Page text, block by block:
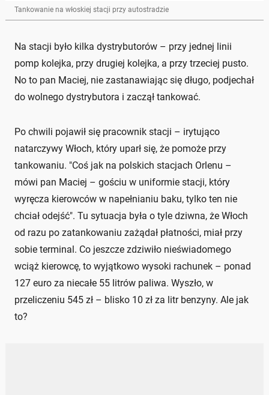
Tankowanie na włoskiej stacji przy autostradzie
Na stacji było kilka dystrybutorów – przy jednej linii
pomp kolejka, przy drugiej kolejka, a przy trzeciej pusto.
No to pan Maciej, nie zastanawiając się długo, podjechał
do wolnego dystrybutora i zaczął tankować.
Po chwili pojawił się pracownik stacji – irytująco
natarczywy Włoch, który uparł się, że pomoże przy
tankowaniu. "Coś jak na polskich stacjach Orlenu –
mówi pan Maciej – gościu w uniformie stacji, który
wyręcza kierowców w napełnianiu baku, tylko ten nie
chciał odejść". Tu sytuacja była o tyle dziwna, że Włoch
od razu po zatankowaniu zażądał płatności, miał przy
sobie terminal. Co jeszcze zdziwiło nieświadomego
wciąż kierowcę, to wyjątkowo wysoki rachunek – ponad
127 euro za niecałe 55 litrów paliwa. Wyszło, w
przeliczeniu 545 zł – blisko 10 zł za litr benzyny. Ale jak
to?